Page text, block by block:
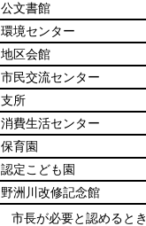
公文書館
環境センター
地区会館
市民交流センター
支所
消費生活センター
保育園
認定こども園
野洲川改修記念館
市長が必要と認めると